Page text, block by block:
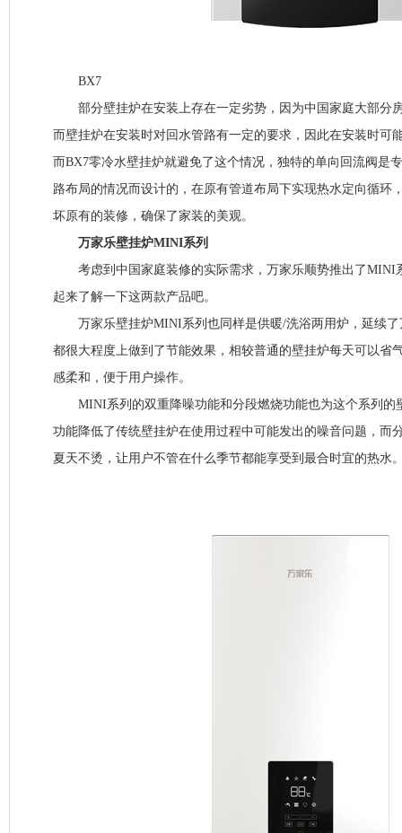
BX7
部分壁挂炉在安装上存在一定劣势，因为中国家庭大部分
而壁挂炉在安装时对回水管路有一定的要求，因此在安装时可
而BX7零冷水壁挂炉就避免了这个情况，独特的单向回流阀是
路布局的情况而设计的，在原有管道布局下实现热水定向循环
坏原有的装修，确保了家装的美观。
万家乐壁挂炉MINI系列
考虑到中国家庭装修的实际需求，万家乐顺势推出了MINI
起来了解一下这两款产品吧。
万家乐壁挂炉MINI系列也同样是供暖/洗浴两用炉，延续了
都很大程度上做到了节能效果，相较普通的壁挂炉每天可以省
感柔和，便于用户操作。
MINI系列的双重降噪功能和分段燃烧功能也为这个系列的
功能降低了传统壁挂炉在使用过程中可能发出的噪音问题，而
夏天不烫，让用户不管在什么季节都能享受到最合时宜的热水